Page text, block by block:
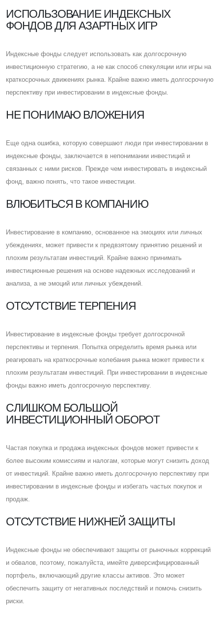
ИСПОЛЬЗОВАНИЕ ИНДЕКСНЫХ
ФОНДОВ ДЛЯ АЗАРТНЫХ ИГР
Индексные фонды следует использовать как долгосрочную
инвестиционную стратегию, а не как способ спекуляции или игры на
краткосрочных движениях рынка. Крайне важно иметь долгосрочную
перспективу при инвестировании в индексные фонды.
НЕ ПОНИМАЮ ВЛОЖЕНИЯ
Eще одна ошибка, которую совершают люди при инвестировании в
индексные фонды, заключается в непонимании инвестиций и
связанных с ними рисков. Прежде чем инвестировать в индексный
фонд, важно понять, что такое инвестиции.
ВЛЮБИТЬСЯ В КОМПАНИЮ
Инвестирование в компанию, основанное на эмоциях или личных
убеждениях, может привести к предвзятому принятию решений и
плохим результатам инвестиций. Крайне важно принимать
инвестиционные решения на основе надежных исследований и
анализа, а не эмоций или личных убеждений.
ОТСУТСТВИЕ ТЕРПЕНИЯ
Инвестирование в индексные фонды требует долгосрочной
перспективы и терпения. Попытка определить время рынка или
реагировать на краткосрочные колебания рынка может привести к
плохим результатам инвестиций. При инвестировании в индексные
фонды важно иметь долгосрочную перспективу.
CЛИШКОМ БОЛЬШОЙ
ИНВЕСТИЦИОННЫЙ ОБОРОТ
Частая покупка и продажа индексных фондов может привести к
более высоким комиссиям и налогам, которые могут снизить доход
от инвестиций. Крайне важно иметь долгосрочную перспективу при
инвестировании в индексные фонды и избегать частых покупок и
продаж.
ОТСУТСТВИЕ НИЖНЕЙ ЗАЩИТЫ
Индексные фонды не обеспечивают защиты от рыночных коррекций
и обвалов, поэтому, пожалуйста, имейте диверсифицированный
портфель, включающий другие классы активов. Это может
обеспечить защиту от негативных последствий и помочь снизить
риски.